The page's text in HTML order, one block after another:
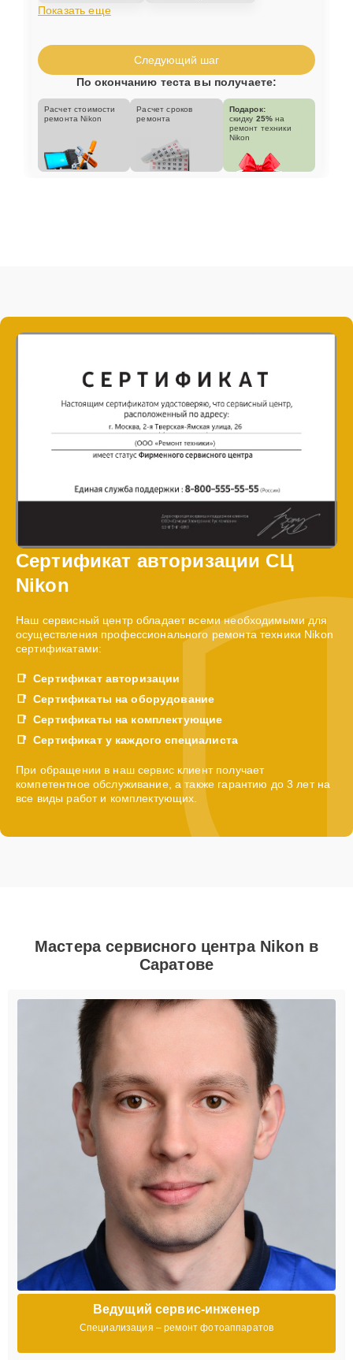
Показать еще
Следующий шаг
По окончанию теста вы получаете:
Расчет стоимости
ремонта Nikon
Расчет сроков
ремонта
Подарок:
скидку 25% на
ремонт техники
Nikon
Сертификат авторизации СЦ
Nikon
Наш сервисный центр обладает всеми необходимыми для
осуществления профессионального ремонта техники Nikon
сертификатами:
Сертификат авторизации
Сертификаты на оборудование
Сертификаты на комплектующие
Сертификат у каждого специалиста
При обращении в наш сервис клиент получает
компетентное обслуживание, а также гарантию до 3 лет на
все виды работ и комплектующих.
Мастера сервисного центра Nikon в
Саратове
Ведущий сервис-инженер
Специализация – ремонт фотоаппаратов